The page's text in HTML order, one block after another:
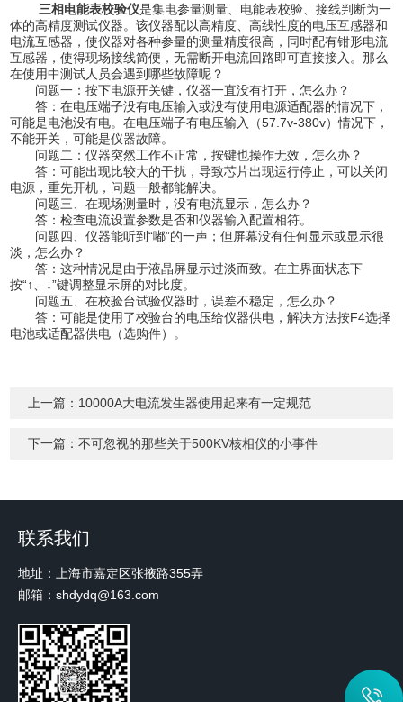
三相电能表校验仪是集电参量测量、电能表校验、接线判断为一
体的高精度测试仪器。该仪器配以高精度、高线性度的电压互感器和
电流互感器，使仪器对各种参量的测量精度很高，同时配有钳形电流
互感器，使得现场接线简便，无需断开电流回路即可直接接入。那么
在使用中测试人员会遇到哪些故障呢？
问题一：按下电源开关键，仪器一直没有打开，怎么办？
答：在电压端子没有电压输入或没有使用电源适配器的情况下，
可能是电池没有电。在电压端子有电压输入（57.7v-380v）情况下，
不能开关，可能是仪器故障。
问题二：仪器突然工作不正常，按键也操作无效，怎么办？
答：可能出现比较大的干扰，导致芯片出现运行停止，可以关闭
电源，重先开机，问题一般都能解决。
问题三、在现场测量时，没有电流显示，怎么办？
答：检查电流设置参数是否和仪器输入配置相符。
问题四、仪器能听到“嘟”的一声；但屏幕没有任何显示或显示很
淡，怎么办？
答：这种情况是由于液晶屏显示过淡而致。在主界面状态下
按“↑、↓”键调整显示屏的对比度。
问题五、在校验台试验仪器时，误差不稳定，怎么办？
答：可能是使用了校验台的电压给仪器供电，解决方法按F4选择
电池或适配器供电（选购件）。
上一篇： 10000A大电流发生器使用起来有一定规范
下一篇：不可忽视的那些关于500KV核相仪的小事件
联系我们
地址：上海市嘉定区张掖路355弄
邮箱：shdydq@163.com